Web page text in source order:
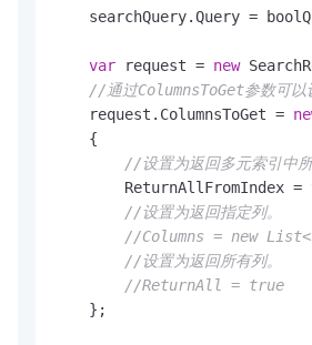
searchQuery.Query =
var request = new
//通过ColumnsToGet参数可以
    request.ColumnsToGet =
    {
//设置为返回多元索引中所
        ReturnAllFromIndex =
//设置为返回指定列。
//Columns = new
//设置为返回所有列。
//ReturnAll = true
    };